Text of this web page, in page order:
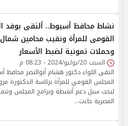
نشاط محافظ أسيوط.. ألتقى بوفد
القومى للمرأة ونقيب محامين
وحملات تمونية لضبط الأسعار
السبت 20/يوليو/2024 - 08:23 م
التقى اللواء دكتور هشام أبوالنصر محافظ
المجلس القومي للمرأة برئاسة الدكتورة
لبحث سبل دعم أنشطة وبرامج المجلس
المصرية جاءت…